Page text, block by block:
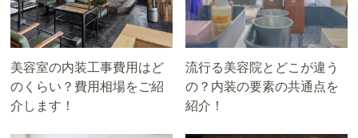
美容室の内装工事費用はど
のくらい？費用相場をご紹
介します！
流行る美容院とどこが違う
の？内装の要素の共通点を
紹介！